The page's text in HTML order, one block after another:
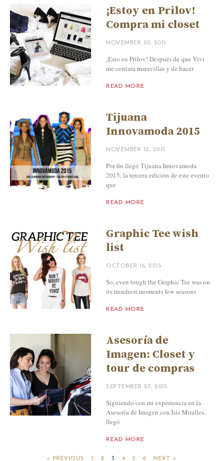
¡Estoy en Prilov!
Compra mi closet
NOVEMBER 30, 2015
¡Esto en Prilov! Después de que Vivi
me contara maravillas y de hacer
READ MORE
Tijuana
Innovamoda 2015
NOVEMBER 12, 2015
Por fin llegó Tijuana Innovamoda
2015, la tercera edición de este evento
que
READ MORE
Graphic Tee wish
list
OCTOBER 16, 2015
So, even tough the Graphic Tee was on
its trendiest moments few seasons
READ MORE
Asesoría de
Imagen: Closet y
tour de compras
SEPTEMBER 27, 2015
Siguiendo con mi experiencia en la
Asesoría de Imagen con Isis Miralles,
llegó
READ MORE
« PREVIOUS 2 3 4 5 6 NEXT »